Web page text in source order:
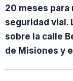
20 meses para
seguridad vial.
sobre la calle
de Misiones y